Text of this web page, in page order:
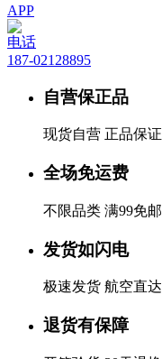
APP
电话
187-02128895
自营保正品
现货自营 正品保证
全场免运费
不限品类 满99免邮
发货如闪电
极速发货 航空直达
退货有保障